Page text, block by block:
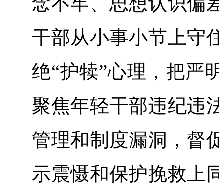
干部从小事小节上守
绝“护犊”心理，把严
聚焦年轻干部违纪违
管理和制度漏洞，督
示震慑和保护挽救上